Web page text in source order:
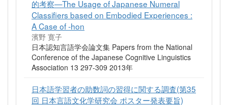
的考察—The Usage of Japanese Numeral
Classifiers based on Embodied Experiences :
A Case of -hon
濱野 寛子
日本認知言語学会論文集 Papers from the National
Conference of the Japanese Cognitive Linguistics
Association 13 297-309 2013年
日本語学習者の助数詞の習得に関する調査(第35
回 日本言語文化学研究会 ポスター発表要旨)